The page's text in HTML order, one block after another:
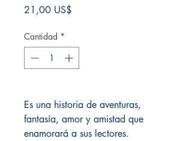
21,00 US$
Cantidad *
Es una historia de aventuras,
fantasía, amor y amistad que
enamorará a sus lectores.